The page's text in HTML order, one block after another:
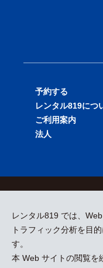
レンタル819 では、
トラフィック分析を目
す。
本 Web サイトの閲覧を
予約する
バイクを探す
店舗を探す
レンタル819につ
料金表
ご利用案内
法人
採用情報
kizuki